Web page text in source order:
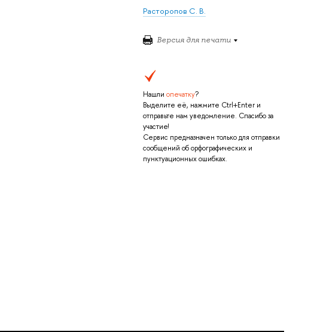
Расторопов С. В.
Версия для печати
Нашли опечатку?
Выделите её, нажмите Ctrl+Enter и
отправьте нам уведомление. Спасибо за
участие!
Сервис предназначен только для отправки
сообщений об орфографических и
пунктуационных ошибках.